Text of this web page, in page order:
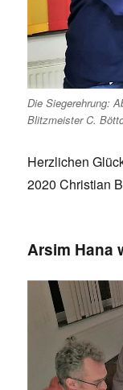
Die Siegerehrung:
Blitzmeister C.
Herzlichen
2020 Christian
Arsim Hana